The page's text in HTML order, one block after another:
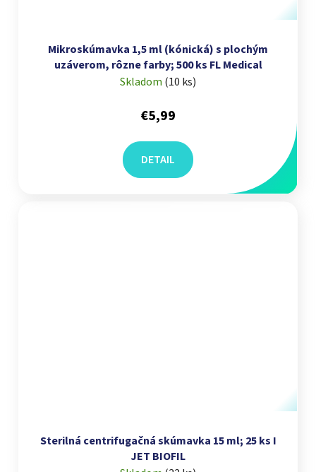
Mikroskúmavka 1,5 ml (kónická) s plochým
uzáverom, rôzne farby; 500 ks FL Medical
Skladom (10 ks)
€5,99
DETAIL
Sterilná centrifugačná skúmavka 15 ml; 25 ks I
JET BIOFIL